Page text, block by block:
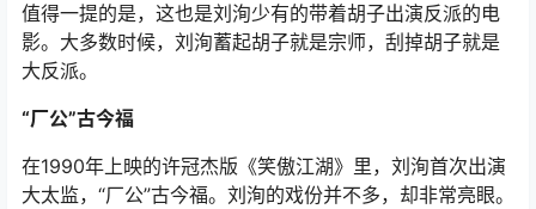
值得一提的是，这也是刘洵少有的带着胡子出演反派的电
影。大多数时候，刘洵蓄起胡子就是宗师，刮掉胡子就是
大反派。
“厂公”古今福
在1990年上映的许冠杰版《笑傲江湖》里，刘洵首次出演
大太监，“厂公”古今福。刘洵的戏份并不多，却非常亮眼。